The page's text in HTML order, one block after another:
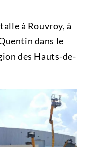
à Rouvroy, à
dans le
des Hauts-de-